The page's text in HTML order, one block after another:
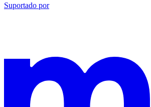
Suportado por